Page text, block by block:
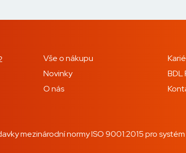
Vše o nákupu
Novinky
O nás
BDL
mezinárodní normy ISO 9001:2015 pro